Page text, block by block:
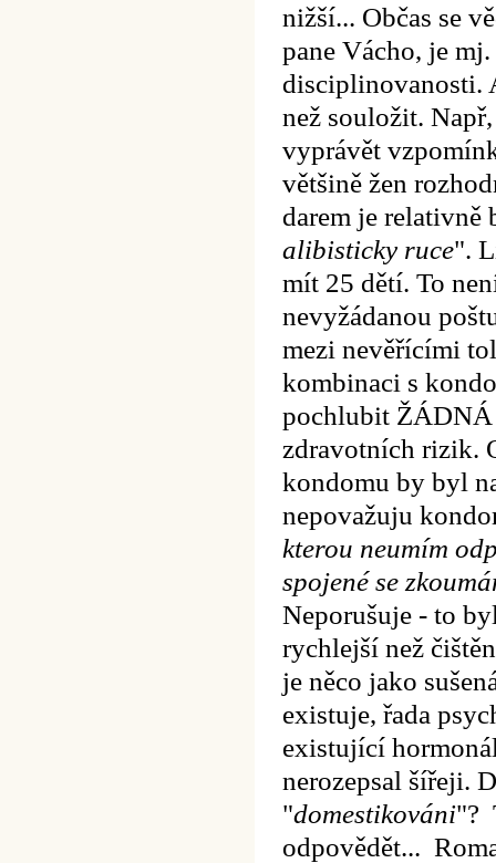
nižší... Občas se
pane Vácho, je
disciplinovanosti.
než souložit.
vyprávět
většině žen
darem je relativně
alibisticky ruce".
mít 25 dětí. To
nevyžádanou
mezi nevěřícími
kombinaci s
pochlubit ŽÁDNÁ
zdravotních rizik.
kondomu by byl
nepovažuju
kterou neumím
spojené se
Neporušuje - to
rychlejší než
je něco jako
existuje, řada
existující
nerozepsal šířeji.
"domestikováni"?
odpovědět...